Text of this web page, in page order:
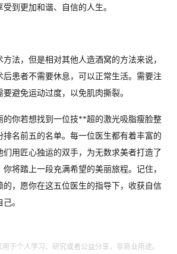
到更加和谐、自信的人生。
法，但是相对其他人造酒窝的方法来说，
后患者不需要休息，可以正常生活。需要注
避免运动过度，以免肌肉撕裂。
的你若想找到一位技**超的激光吸脂瘦脸整
排名前五的名单。每一位医生都有着丰富的
们用匠心独运的双手，为无数求美者打造了
将踏上一段充满希望的美丽旅程。记住，
的，愿你在这五位医生的指导下，收获自信
。
于个人学习、研究或者公益分享，非商业用途。